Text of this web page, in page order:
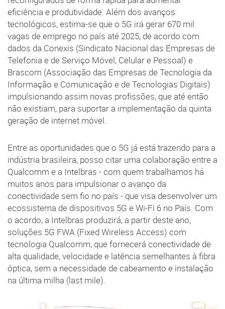
eficiência e produtividade. Além dos avanços
tecnológicos, estima-se que o 5G irá gerar 670 mil
vagas de emprego no país até 2025, de acordo com
dados da Conexis (Sindicato Nacional das Empresas de
Telefonia e de Serviço Móvel, Celular e Pessoal) e
Brascom (Associação das Empresas de Tecnologia da
Informação e Comunicação e de Tecnologias Digitais)
impulsionando assim novas profissões, que até então
não existiam, para suportar a implementação da quinta
geração de internet móvel.
Entre as oportunidades que o 5G já está trazendo para a
indústria brasileira, posso citar uma colaboração entre a
Qualcomm e a Intelbras - com quem trabalhamos há
muitos anos para impulsionar o avanço da
conectividade sem fio no país - que visa desenvolver um
ecossistema de dispositivos 5G e Wi-Fi 6 no País. Com
o acordo, a Intelbras produzirá, a partir deste ano,
soluções 5G FWA (Fixed Wireless Access) com
tecnologia Qualcomm, que fornecerá conectividade de
alta qualidade, velocidade e latência semelhantes à fibra
óptica, sem a necessidade de cabeamento e instalação
na última milha (last mile).